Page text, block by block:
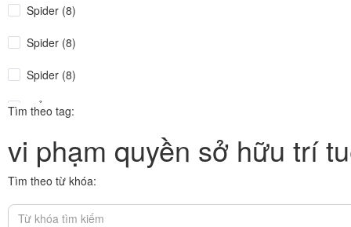
Spider (8)
Spider (8)
Spider (8)
Điểm tin (5)
congthuong.vn (8)
Spider (8)
congthuong.vn (8)
Tìm theo tag:
vi phạm quyền sở hữu trí
Tìm theo từ khóa: